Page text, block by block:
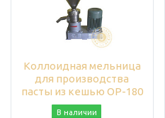
Коллоидная мельница
для производства
пасты из кешью OP-180
В наличии